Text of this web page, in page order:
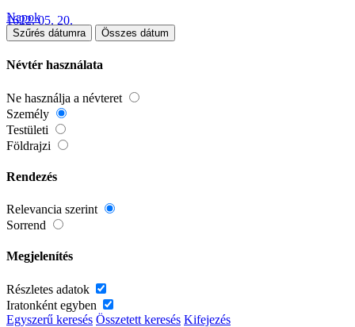
1622. 05. 20.
Napok
Szűrés dátumra Összes dátum
Névtér használata
Ne használja a névteret
Személy
Testületi
Földrajzi
Rendezés
Relevancia szerint
Sorrend
Megjelenítés
Részletes adatok
Iratonként egyben
Egyszerű keresés Összetett keresés Kifejezés